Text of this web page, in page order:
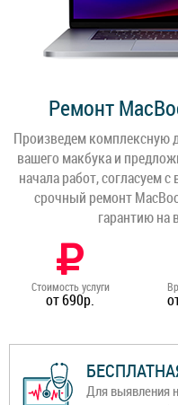
Ремонт
Произведем комплексную
вашего макбука и
начала работ, согласуем
срочный ремонт
гарантию
Стоимость услуги
от 690р.
Для выявления